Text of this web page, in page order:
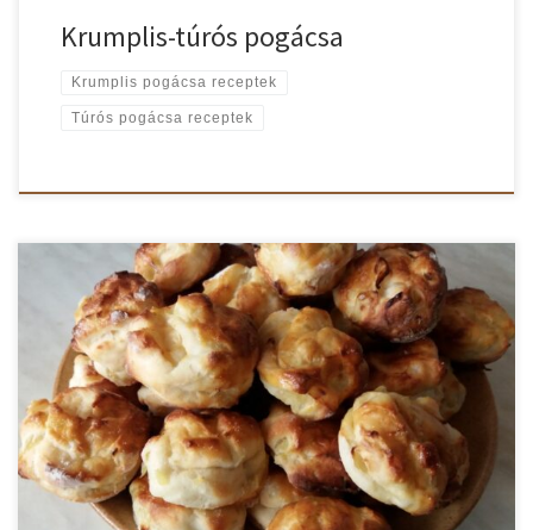
Krumplis-túrós pogácsa
Krumplis pogácsa receptek
Túrós pogácsa receptek
Most ez a hagymás-krumplis pogácsa nálunk a sláger. Egy leves
mellé – akár tojásleves mellé is – második fogásnak is beválik.
Ahogy látod ez egy nagyon kiadós pogácsa recept.
Természetesen ezt az adagot meg lehet felezni. Hagymás-
krumplis pogácsa recept A krumplit megfőzzük, leszűrjük és
hagyjuk egy kicsit kihűlni. Közben a […]